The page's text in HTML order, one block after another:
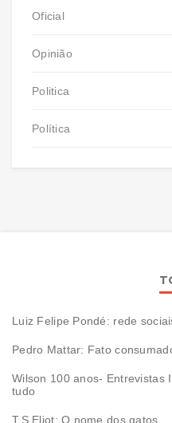
Oficial
Opinião
Politica
Política
Luiz Felipe Pondé: rede
Pedro Mattar: Fato
Wilson 100 anos- Entrevistas
tudo
T.S Eliot: O nome dos gatos